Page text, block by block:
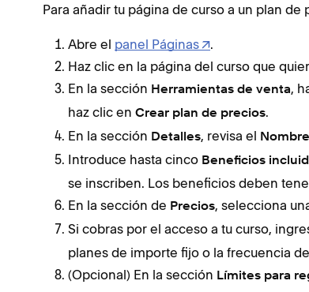
Para añadir tu página de curso a un plan de
Abre el panel Páginas
.
Haz clic en la página del curso que
En la sección Herramientas de venta,
haz clic en Crear plan de precios.
En la sección Detalles, revisa el Nombre
Introduce hasta cinco Beneficios
se inscriben. Los beneficios deben
En la sección de Precios, selecciona
Si cobras por el acceso a tu curso,
planes de importe fijo o la frecuencia
(Opcional) En la sección Límites para